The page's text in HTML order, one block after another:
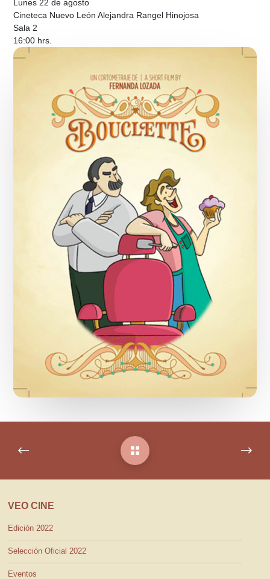
Lunes 22 de agosto
Cineteca Nuevo León Alejandra Rangel Hinojosa
Sala 2
16:00 hrs.
VEO CINE
Edición 2022
Selección Oficial 2022
Eventos